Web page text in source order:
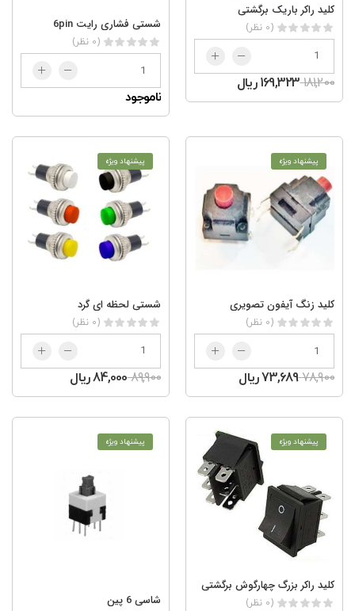
کلید راکر باریک برگشتی
(0 نظر)
181,200169,323 ریال
شستی فشاری رایت 6pin
(0 نظر)
ناموجود
پیشنهاد ویژه
کلید زنگ آیفون تصویری
(0 نظر)
78,90073,689 ریال
پیشنهاد ویژه
شستی لحظه ای گرد
(0 نظر)
89,90084,000 ریال
پیشنهاد ویژه
کلید راکر بزرگ چهارگوش برگشتی
(0 نظر)
پیشنهاد ویژه
شاسی 6 پین